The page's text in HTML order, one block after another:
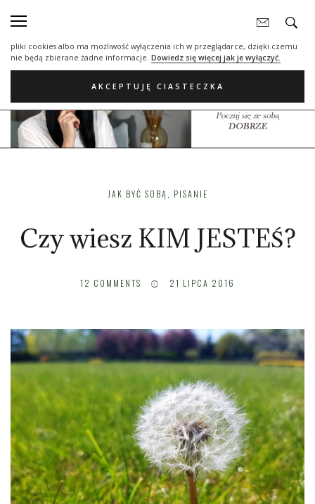
statystycznych, reklamowych oraz funkcjonalnych. Dzięki nim możemy
pliki cookies albo ma możliwość wyłączenia ich w przeglądarce, dzięki czemu
nie będą zbierane żadne informacje. Dowiedz się więcej jak je wyłączyć.
AKCEPTUJĘ CIASTECZKA
JAK BYĆ SOBĄ , PISANIE
Czy wiesz KIM JESTEŚ?
12 COMMENTS 21 LIPCA 2016